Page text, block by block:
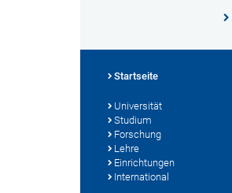
Startseite
Universität
Studium
Forschung
Lehre
Einrichtungen
International